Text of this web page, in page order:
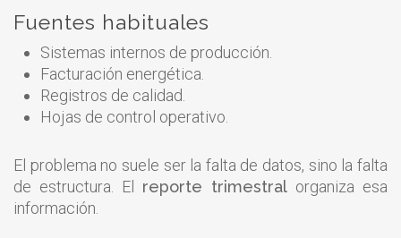
Fuentes habituales
Sistemas internos de producción.
Facturación energética.
Registros de calidad.
Hojas de control operativo.
El problema no suele ser la falta de datos, sino la falta
de estructura. El reporte trimestral organiza esa
información.